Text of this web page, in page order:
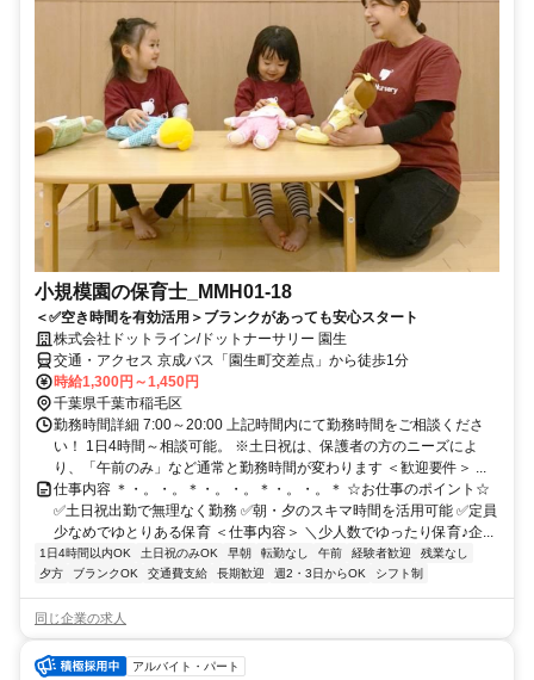
小規模園の保育士_MMH01-18
＜✅空き時間を有効活用＞ブランクがあっても安心スタート
株式会社ドットライン/ドットナーサリー 園生
交通・アクセス 京成バス「園生町交差点」から徒歩1分
時給1,300円～1,450円
千葉県千葉市稲毛区
勤務時間詳細 7:00～20:00 上記時間内にて勤務時間をご相談くださ
い！ 1日4時間～相談可能。 ※土日祝は、保護者の方のニーズによ
り、「午前のみ」など通常と勤務時間が変わります ＜歓迎要件＞ ...
仕事内容 ＊・。・。＊・。・。＊・。・。＊ ☆お仕事のポイント☆
✅土日祝出勤で無理なく勤務 ✅朝・夕のスキマ時間を活用可能 ✅定員
少なめでゆとりある保育 ＜仕事内容＞ ＼少人数でゆったり保育♪企...
1日4時間以内OK 土日祝のみOK 早朝 転勤なし 午前 経験者歓迎
残業なし
夕方
ブランクOK 交通費支給 長期歓迎 週2・3日からOK シフト制
同じ企業の求人
アルバイト・パート